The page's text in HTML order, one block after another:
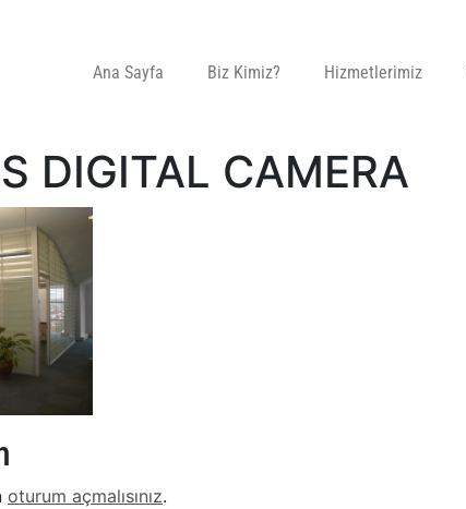
Ana Sayfa Biz Kimiz? Hizmetlerimiz
DIGITAL CAMERA
oturum açmalısınız.